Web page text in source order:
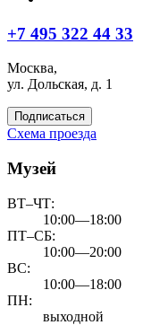
+7 495 322 44 33
Москва,
ул. Дольская, д. 1
Подписаться
Схема проезда
Музей
ВТ–ЧТ:
10:00—18:00
ПТ–СБ:
10:00—20:00
ВС:
10:00—18:00
ПН:
выходной